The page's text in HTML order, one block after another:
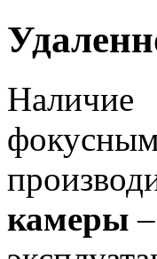
Наличие
камеры